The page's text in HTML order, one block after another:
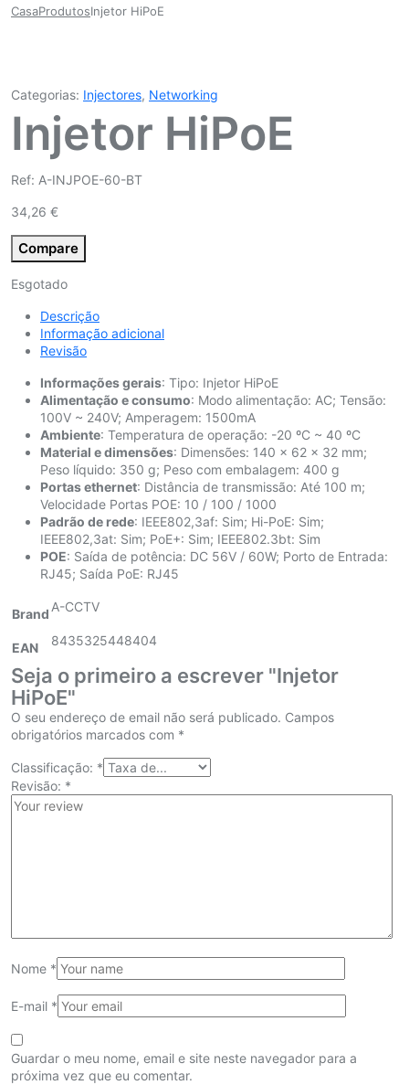
CasaProdutosInjetor HiPoE
Categorias: Injectores, Networking
Injetor HiPoE
Ref: A-INJPOE-60-BT
34,26 €
Compare
Esgotado
Descrição
Informação adicional
Revisão
Informações gerais: Tipo: Injetor HiPoE
Alimentação e consumo: Modo alimentação: AC; Tensão:
100V ~ 240V; Amperagem: 1500mA
Ambiente: Temperatura de operação: -20 ºC ~ 40 ºC
Material e dimensões: Dimensões: 140 x 62 x 32 mm;
Peso líquido: 350 g; Peso com embalagem: 400 g
Portas ethernet: Distância de transmissão: Até 100 m;
Velocidade Portas POE: 10 / 100 / 1000
Padrão de rede: IEEE802,3af: Sim; Hi-PoE: Sim;
IEEE802,3at: Sim; PoE+: Sim; IEEE802.3bt: Sim
POE: Saída de potência: DC 56V / 60W; Porto de Entrada:
RJ45; Saída PoE: RJ45
BrandA-CCTV
EAN 8435325448404
Seja o primeiro a escrever "Injetor
HiPoE"
O seu endereço de email não será publicado. Campos
obrigatórios marcados com *
Classificação: *
Revisão: *
Nome *
E-mail *
Guardar o meu nome, email e site neste navegador para a
próxima vez que eu comentar.